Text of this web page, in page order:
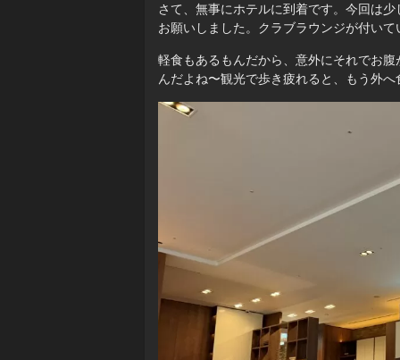
さて、無事にホテルに到着です。今回は
お願いしました。クラブラウンジが付い
軽食もあるもんだから、意外にそれでお
んだよね〜観光で歩き疲れると、もう外